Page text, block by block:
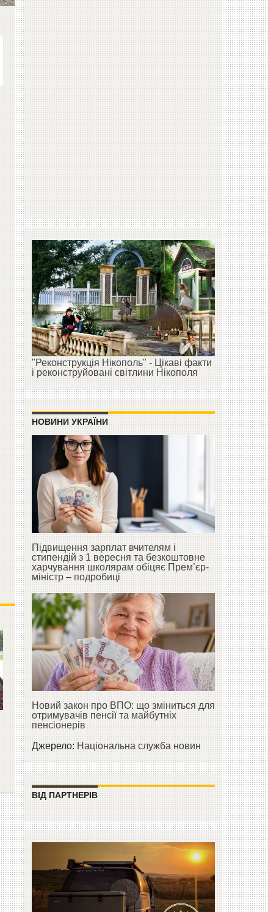
"Реконструкція Нікополь" - Цікаві факти
і реконструйовані світлини Нікополя
НОВИНИ УКРАЇНИ
Підвищення зарплат вчителям і
стипендій з 1 вересня та безкоштовне
харчування школярам обіцяє Прем’єр-
міністр – подробиці
Новий закон про ВПО: що зміниться для
отримувачів пенсії та майбутніх
пенсіонерів
Джерело:Національна служба новин
ВІД ПАРТНЕРІВ